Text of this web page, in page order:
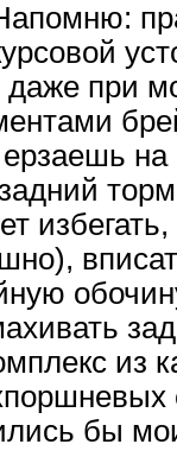
даже при
из
бы